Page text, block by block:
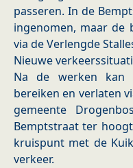
passeren. In de
ingenomen, maar de
via de Verlengde
Nieuwe
Na de werken kan
bereiken en verlaten
gemeente
Bemptstraat ter
kruispunt met de
verkeer.